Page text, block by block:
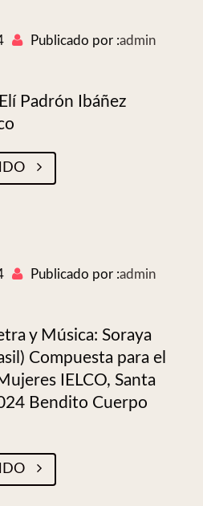
Publicado por :admin
Padrón Ibáñez
Publicado por :admin
y Música: Soraya
Compuesta para el
IELCO, Santa
Bendito Cuerpo